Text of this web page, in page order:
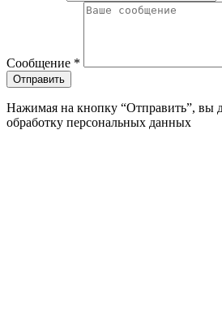
Сообщение *
Нажимая на кнопку “Отправить”, вы
обработку персональных данных